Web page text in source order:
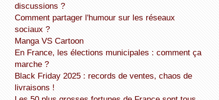
discussions ?
Comment partager l'humour sur les réseaux
sociaux ?
Manga VS Cartoon
En France, les élections municipales : comment ça
marche ?
Black Friday 2025 : records de ventes, chaos de
livraisons !